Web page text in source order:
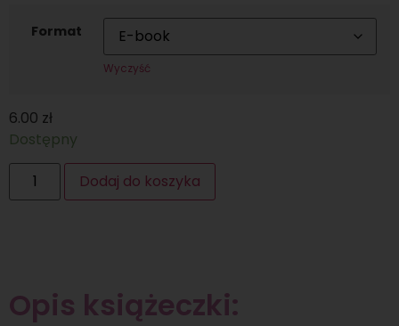
Format
Wyczyść
6.00 zł
Dostępny
Dodaj do koszyka
Opis książeczki: